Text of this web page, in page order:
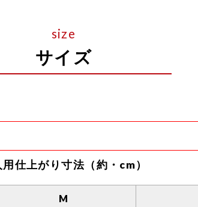
サイズ
なります。
仕上がり寸法（約・cm）
M